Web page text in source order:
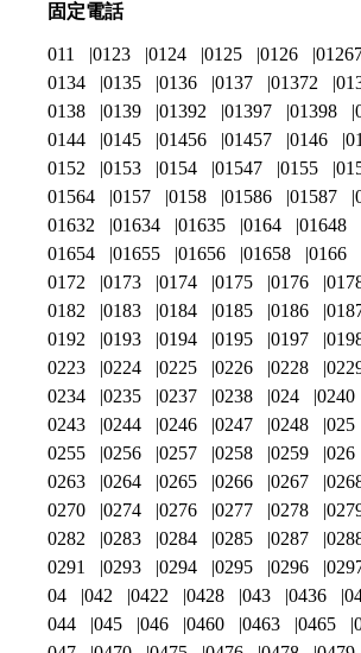
固定電話
011 0123 0124 0125 0126
0134
0135 0136 0137 01372
0138
0139 01392 01397 01398
0144
0145 01456 01457 0146
0152
0153 0154 01547 0155
01564
0157 0158 01586 01587
01632
01634 01635 0164 01648
01654
01655 01656 01658 0166
0172
0173 0174 0175 0176
0182
0183 0184 0185 0186
0192
0193 0194 0195 0197
0223
0224 0225 0226 0228
0234
0235 0237 0238 024 0240
0243
0244 0246 0247 0248 025
0255
0256 0257 0258 0259 026
0263
0264 0265 0266 0267
0270
0274 0276 0277 0278
0282
0283 0284 0285 0287
0291
0293 0294 0295 0296
04
042 0422 0428 043 0436
044
045 046 0460 0463 0465